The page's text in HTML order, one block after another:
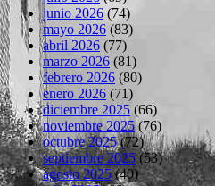
junio 2026 (74)
mayo 2026 (83)
abril 2026 (77)
marzo 2026 (81)
febrero 2026 (80)
enero 2026 (71)
diciembre 2025(66)
noviembre 2025(76)
octubre 2025(72)
septiembre 2025(53)
agosto 2025(40)